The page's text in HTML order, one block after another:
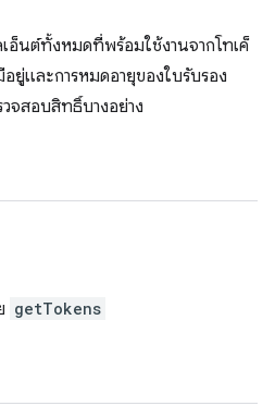
เอ็นต์ทั้งหมดที่พร้อมใช้งานจากโทเค็
ยู่และการหมดอายุของใบรับรอง
จสอบสิทธิ์บางอย่าง
getTokens